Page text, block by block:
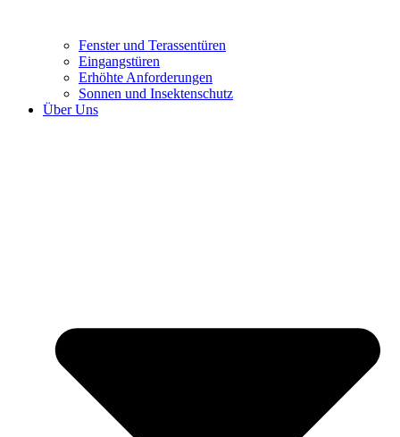
Fenster und Terassentüren
Eingangstüren
Erhöhte Anforderungen
Sonnen und Insektenschutz
Über Uns